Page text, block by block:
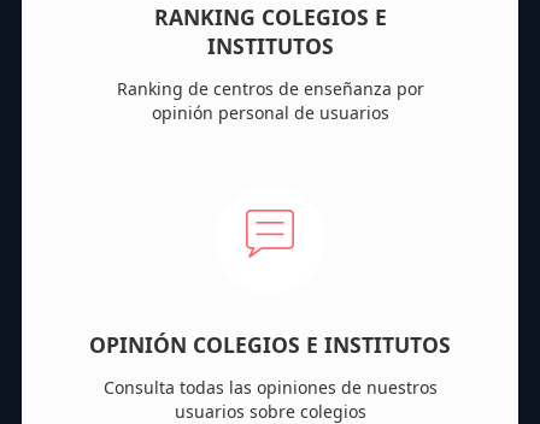
RANKING COLEGIOS E
INSTITUTOS
Ranking de centros de enseñanza por
opinión personal de usuarios
OPINIÓN COLEGIOS E INSTITUTOS
Consulta todas las opiniones de nuestros
usuarios sobre colegios